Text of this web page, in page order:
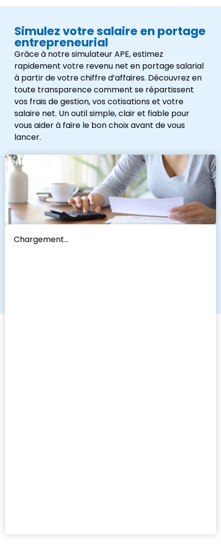
Simulez votre salaire en portage
entrepreneurial
Grâce à notre simulateur APE, estimez
rapidement votre revenu net en portage salarial
à partir de votre chiffre d’affaires. Découvrez en
toute transparence comment se répartissent
vos frais de gestion, vos cotisations et votre
salaire net. Un outil simple, clair et fiable pour
vous aider à faire le bon choix avant de vous
lancer.